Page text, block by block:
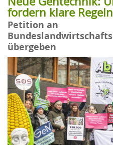
fordern klare Regeln
Petition an
übergeben